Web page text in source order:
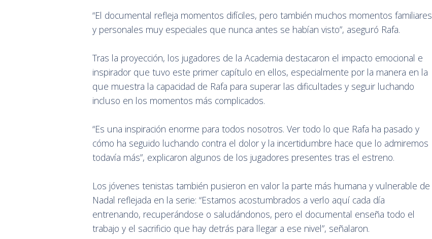
“El documental refleja momentos difíciles, pero también muchos momentos familiares
y personales muy especiales que nunca antes se habían visto”, aseguró Rafa.
Tras la proyección, los jugadores de la Academia destacaron el impacto emocional e
inspirador que tuvo este primer capítulo en ellos, especialmente por la manera en la
que muestra la capacidad de Rafa para superar las dificultades y seguir luchando
incluso en los momentos más complicados.
“Es una inspiración enorme para todos nosotros. Ver todo lo que Rafa ha pasado y
cómo ha seguido luchando contra el dolor y la incertidumbre hace que lo admiremos
todavía más”, explicaron algunos de los jugadores presentes tras el estreno.
Los jóvenes tenistas también pusieron en valor la parte más humana y vulnerable de
Nadal reflejada en la serie: “Estamos acostumbrados a verlo aquí cada día
entrenando, recuperándose o saludándonos, pero el documental enseña todo el
trabajo y el sacrificio que hay detrás para llegar a ese nivel”, señalaron.